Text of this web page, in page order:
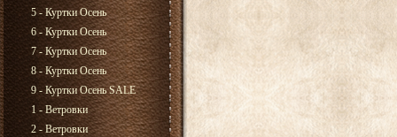
5 - Куртки Осень
6 - Куртки Осень
7 - Куртки Осень
8 - Куртки Осень
9 - Куртки Осень SALE
1 - Ветровки
2 - Ветровки